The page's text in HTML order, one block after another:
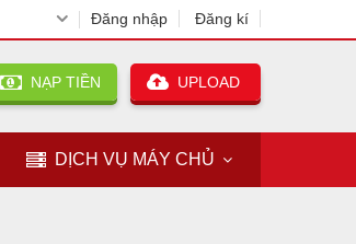
Đăng nhập Đăng kí
NẠP TIỀN UPLOAD
DỊCH VỤ MÁY CHỦ